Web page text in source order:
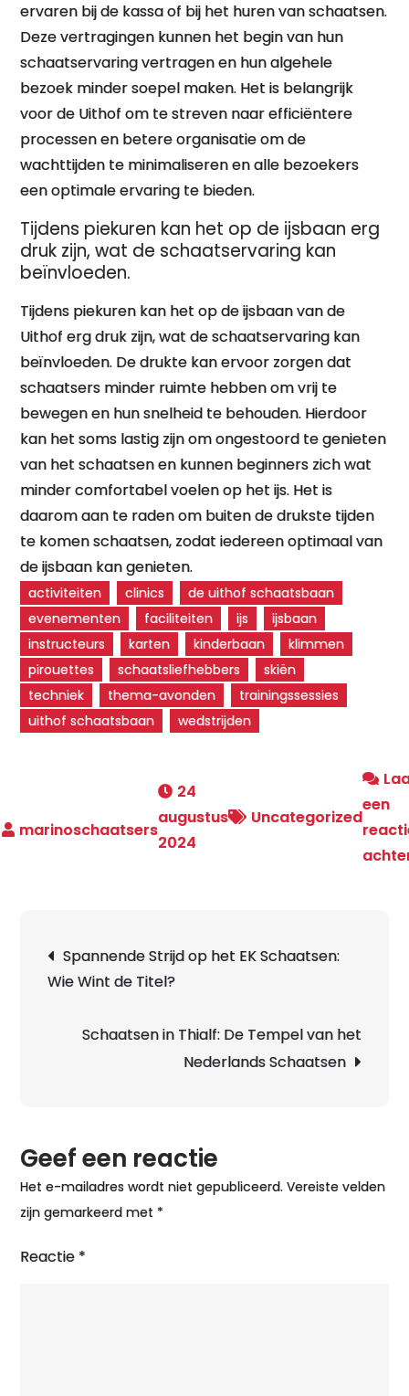
ervaren bij de kassa of bij het huren van schaatsen.
Deze vertragingen kunnen het begin van hun
schaatservaring vertragen en hun algehele
bezoek minder soepel maken. Het is belangrijk
voor de Uithof om te streven naar efficiëntere
processen en betere organisatie om de
wachttijden te minimaliseren en alle bezoekers
een optimale ervaring te bieden.
Tijdens piekuren kan het op de ijsbaan erg
druk zijn, wat de schaatservaring kan
beïnvloeden.
Tijdens piekuren kan het op de ijsbaan van de
Uithof erg druk zijn, wat de schaatservaring kan
beïnvloeden. De drukte kan ervoor zorgen dat
schaatsers minder ruimte hebben om vrij te
bewegen en hun snelheid te behouden. Hierdoor
kan het soms lastig zijn om ongestoord te genieten
van het schaatsen en kunnen beginners zich wat
minder comfortabel voelen op het ijs. Het is
daarom aan te raden om buiten de drukste tijden
te komen schaatsen, zodat iedereen optimaal van
de ijsbaan kan genieten.
activiteiten clinics
de uithof schaatsbaan
evenementen
faciliteiten ijs
ijsbaan
instructeurs
karten kinderbaan
klimmen
pirouettes
schaatsliefhebbers
skiën
techniek
thema-avonden
trainingssessies
uithof schaatsbaan
wedstrijden
24
augustus
2024
Uncategorized
een
Spannende Strijd op het EK Schaatsen:
Wie Wint de Titel?
Schaatsen in Thialf: De Tempel van het
Nederlands Schaatsen
Geef een reactie
Het e-mailadres wordt niet gepubliceerd. Vereiste velden
zijn gemarkeerd met *
Reactie *